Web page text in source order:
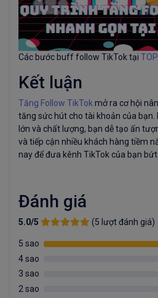
Các bước buff follow TikTok tại
Kết luận
Tăng Follow TikTok mở ra cơ hội
tăng sức hút cho tài khoản của
lớn và chất lượng, bạn dễ tạo ấn
và tiếp cận nhiều khách hàng tiềm
nay để đưa kênh TikTok của bạn
Đánh giá
5.0/5 (5 lượt đánh giá)
5 sao
4 sao
3 sao
2 sao